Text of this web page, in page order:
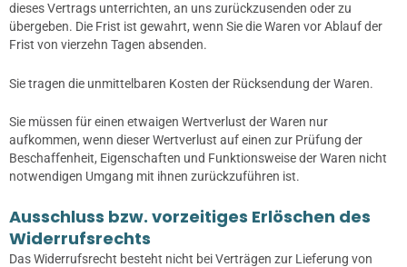
dieses Vertrags unterrichten, an uns zurückzusenden oder zu
übergeben. Die Frist ist gewahrt, wenn Sie die Waren vor Ablauf der
Frist von vierzehn Tagen absenden.
Sie tragen die unmittelbaren Kosten der Rücksendung der Waren.
Sie müssen für einen etwaigen Wertverlust der Waren nur
aufkommen, wenn dieser Wertverlust auf einen zur Prüfung der
Beschaffenheit, Eigenschaften und Funktionsweise der Waren nicht
notwendigen Umgang mit ihnen zurückzuführen ist.
Ausschluss bzw. vorzeitiges Erlöschen des
Widerrufsrechts
Das Widerrufsrecht besteht nicht bei Verträgen zur Lieferung von